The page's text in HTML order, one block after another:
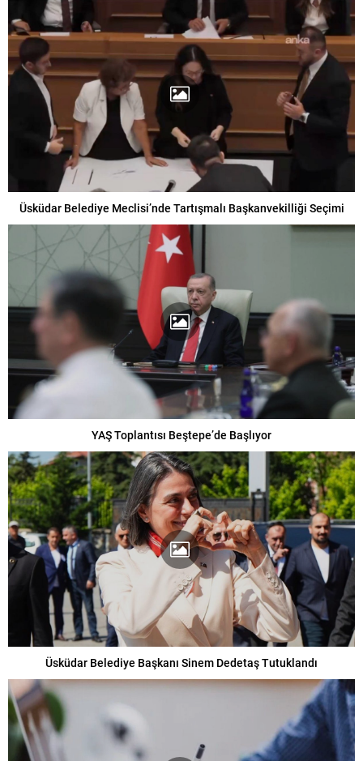
Üsküdar Belediye Meclisi’nde Tartışmalı Başkanvekilliği Seçimi
YAŞ Toplantısı Beştepe’de Başlıyor
Üsküdar Belediye Başkanı Sinem Dedetaş Tutuklandı